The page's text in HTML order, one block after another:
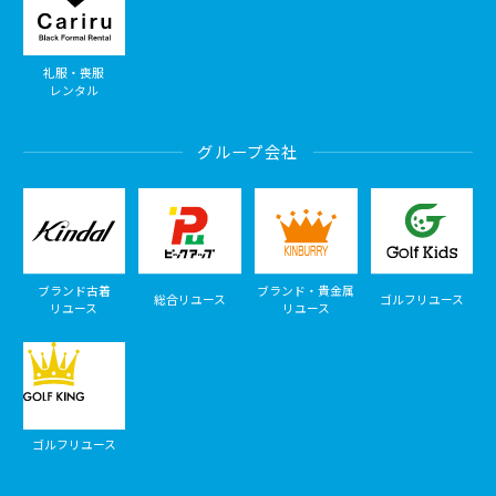
礼服・喪服
レンタル
グループ会社
ブランド古着
リユース
総合リユース
ブランド・貴金属
リユース
ゴルフリユース
ゴルフリユース